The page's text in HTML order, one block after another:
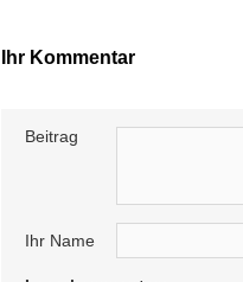
Ihr Kommentar
Beitrag
Ihr Name